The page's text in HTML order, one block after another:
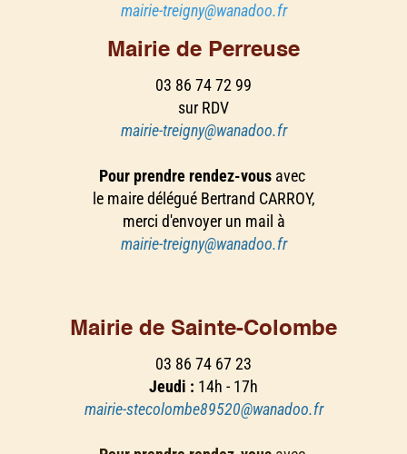
mairie-treigny@wanadoo.fr
Mairie de Perreuse
03 86 74 72 99
sur RDV
mairie-treigny@wanadoo.fr
Pour prendre rendez-vous avec
le maire délégué Bertrand CARROY,
merci d'envoyer un mail à
mairie-treigny@wanadoo.fr
Mairie de Sainte-Colombe
03 86 74 67 23
Jeudi : 14h - 17h
mairie-stecolombe89520@wanadoo.fr